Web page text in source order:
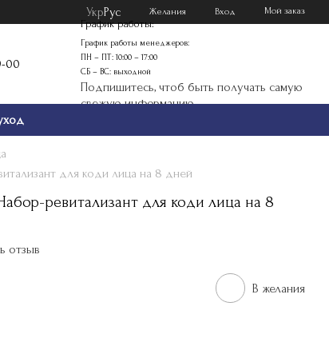
УкрРус Желания Вход Мой заказ
00
График работы:
График работы менеджеров:
ПН – ПТ: 10:00 – 17:00
СБ – ВС: выходной
Подпишитесь, чтоб быть получать самую
свежую информацию
для коди лица на 8 дней
ревитализант для коди лица на 8
отзыв
В желания